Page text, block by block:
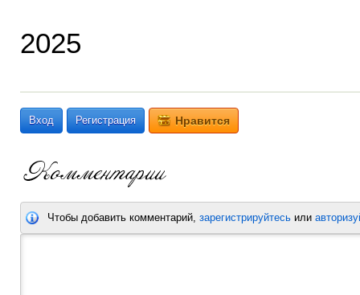
2025
Вход Регистрация Нравится
Чтобы добавить комментарий, зарегистрируйтесь или